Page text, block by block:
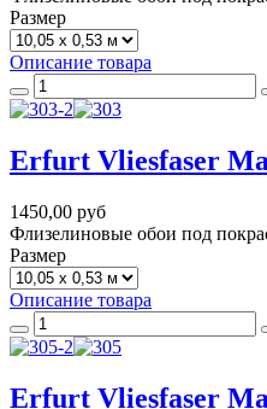
Размер
Описание товара
Erfurt Vliesfaser
1450,00 руб
Флизелиновые обои под
Размер
Описание товара
Erfurt Vliesfaser